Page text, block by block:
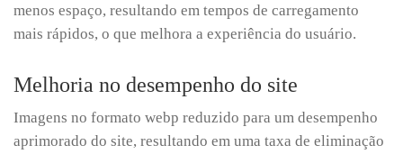
menos espaço, resultando em tempos de carregamento
mais rápidos, o que melhora a experiência do usuário.
Melhoria no desempenho do site
Imagens no formato webp reduzido para um desempenho
aprimorado do site, resultando em uma taxa de eliminação